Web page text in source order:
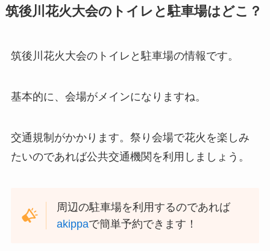
筑後川花火大会のトイレと駐車場はどこ？
筑後川花火大会のトイレと駐車場の情報です。
基本的に、会場がメインになりますね。
交通規制がかかります。祭り会場で花火を楽しみ
たいのであれば公共交通機関を利用しましょう。
周辺の駐車場を利用するのであれば
akippaで簡単予約できます！